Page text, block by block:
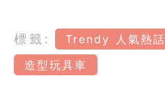
標籤: Trendy 人氣熱話
造型玩具車